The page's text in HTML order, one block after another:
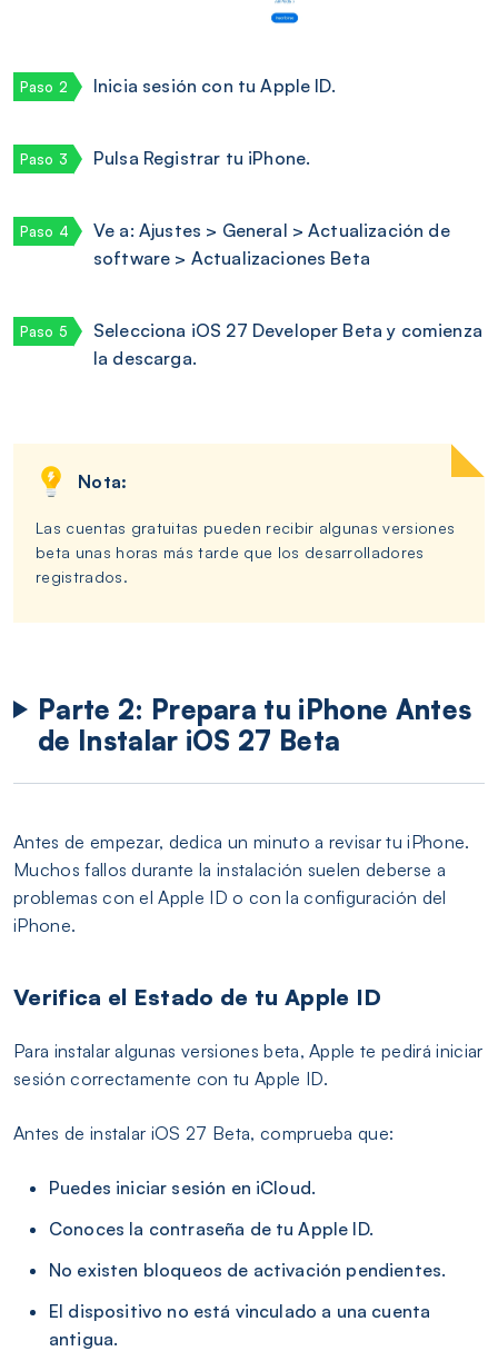
Inicia sesión con tu Apple ID.
Pulsa Registrar tu iPhone.
Ve a: Ajustes > General > Actualización de
software > Actualizaciones Beta
Selecciona iOS 27 Developer Beta y comienza
la descarga.
Nota:
Las cuentas gratuitas pueden recibir algunas versiones
beta unas horas más tarde que los desarrolladores
registrados.
Parte 2: Prepara tu iPhone Antes
de Instalar iOS 27 Beta
Antes de empezar, dedica un minuto a revisar tu iPhone.
Muchos fallos durante la instalación suelen deberse a
problemas con el Apple ID o con la configuración del
iPhone.
Verifica el Estado de tu Apple ID
Para instalar algunas versiones beta, Apple te pedirá iniciar
sesión correctamente con tu Apple ID.
Antes de instalar iOS 27 Beta, comprueba que:
Puedes iniciar sesión en iCloud.
Conoces la contraseña de tu Apple ID.
No existen bloqueos de activación pendientes.
El dispositivo no está vinculado a una cuenta
antigua.